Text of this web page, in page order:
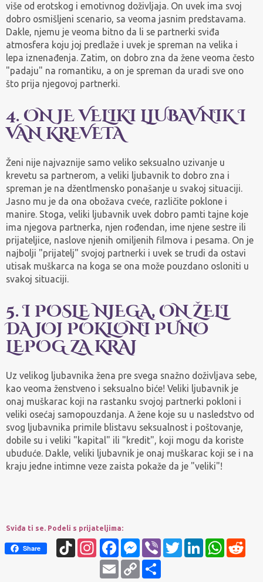
više od erotskog i emotivnog doživljaja. On uvek ima svoj
dobro osmišljeni scenario, sa veoma jasnim predstavama.
Dakle, njemu je veoma bitno da li se partnerki sviđa
atmosfera koju joj predlaže i uvek je spreman na velika i
lepa iznenađenja. Zatim, on dobro zna da žene veoma često
"padaju" na romantiku, a on je spreman da uradi sve ono
što prija njegovoj partnerki.
4. ON JE VELIKI LJUBAVNIK I
VAN KREVETA
Ženi nije najvaznije samo veliko seksualno uzivanje u
krevetu sa partnerom, a veliki ljubavnik to dobro zna i
spreman je na džentlmensko ponašanje u svakoj situaciji.
Jasno mu je da ona obožava cveće, različite poklone i
manire. Stoga, veliki ljubavnik uvek dobro pamti tajne koje
ima njegova partnerka, njen rođendan, ime njene sestre ili
prijateljice, naslove njenih omiljenih filmova i pesama. On je
najbolji "prijatelj" svojoj partnerki i uvek se trudi da ostavi
utisak muškarca na koga se ona može pouzdano osloniti u
svakoj situaciji.
5. I POSLE NJEGA, ON ŽELI
DA JOJ POKLONI PUNO
LEPOG ZA KRAJ
Uz velikog ljubavnika žena pre svega snažno doživljava sebe,
kao veoma ženstveno i seksualno biće! Veliki ljubavnik je
onaj muškarac koji na rastanku svojoj partnerki pokloni i
veliki osećaj samopouzdanja. A žene koje su u nasledstvo od
svog ljubavnika primile blistavu seksualnost i poštovanje,
dobile su i veliki "kapital" ili "kredit", koji mogu da koriste
ubuduće. Dakle, veliki ljubavnik je onaj muškarac koji se i na
kraju jedne intimne veze zaista pokaže da je "veliki"!
Sviđa ti se. Podeli s prijateljima:
Share
TikTok InstagramFacebookMessenger
Viber Twitter LinkedIn WhatsApp
Email
Copy
Link